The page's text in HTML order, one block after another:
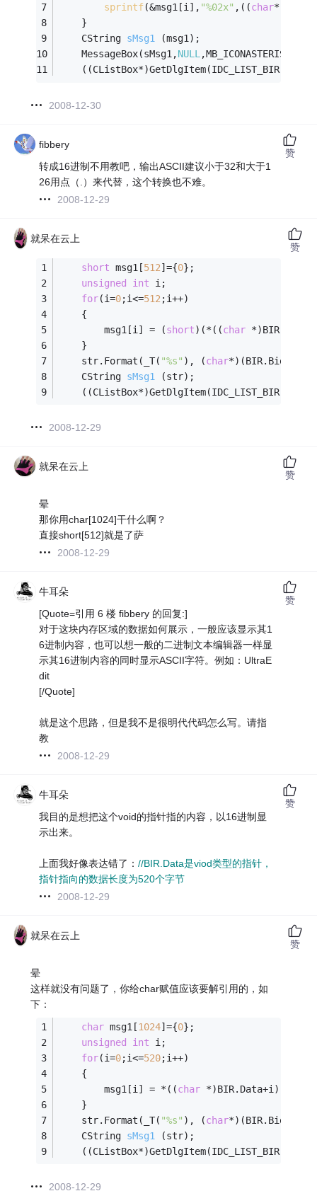
sprintf(&msg1[i], "%02x" ,((char
	}
CString sMsg1 (msg1) ;
	MessageBox(sMsg1,
NULL,MB_ICONASTERISK);
((CListBox*)GetDlgItem(IDC_LIST_BIR))-
2008-12-30
fibbery
转成16进制不用教吧，输出ASCII建议小于32和大于1
26用点（.）来代替，这个转换也不难。
2008-12-29
赞
就呆在云上
short msg1[512]={0};
unsigned
int i;
for(i=0;i<=512 ;i++)
    {
        msg1[i] = (
short)(*((char *)BIR.Data+
    }
    str.Format(_T(
"%s" ), (char
CString sMsg1 (str) ;
((CListBox*)GetDlgItem(IDC_LIST_BIR))-
2008-12-29
赞
就呆在云上
晕
那你用char[1024]干什么啊？
直接short[512]就是了萨
2008-12-29
赞
牛耳朵
[Quote=引用 6 楼 fibbery 的回复:]
对于这块内存区域的数据如何展示，一般应该显示其1
6进制内容，也可以想一般的二进制文本编辑器一样显
示其16进制内容的同时显示ASCII字符。例如：UltraE
dit
[/Quote]
就是这个思路，但是我不是很明代代码怎么写。请指
教
2008-12-29
赞
牛耳朵
我目的是想把这个void的指针指的内容，以16进制显
示出来。
上面我好像表达错了：//BIR.Data是viod类型的指针，
指针指向的数据长度为520个字节
2008-12-29
赞
就呆在云上
晕
这样就没有问题了，你给char赋值应该要解引用的，如
下：
char msg1[1024]={0};
unsigned
int i;
for(i=0;i<=520;i++)
	{
		msg1[i] = *((
char *)BIR.Data+i);
	}
	str.Format(_T(
"%s" ), (char
CString sMsg1 (str) ;
((CListBox*)GetDlgItem(IDC_LIST_BIR))-
2008-12-29
赞